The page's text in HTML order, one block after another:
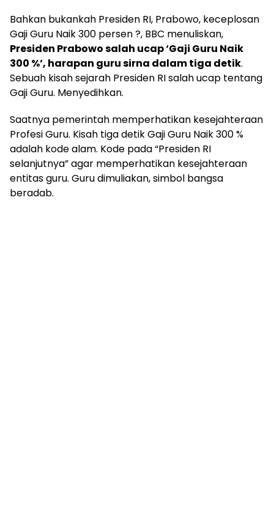
Bahkan bukankah Presiden RI, Prabowo, keceplosan
Gaji Guru Naik 300 persen ?, BBC menuliskan,
Presiden Prabowo salah ucap ‘Gaji Guru Naik
300 %’, harapan guru sirna dalam tiga detik.
Sebuah kisah sejarah Presiden RI salah ucap tentang
Gaji Guru. Menyedihkan.
Saatnya pemerintah memperhatikan kesejahteraan
Profesi Guru. Kisah tiga detik Gaji Guru Naik 300 %
adalah kode alam. Kode pada “Presiden RI
selanjutnya” agar memperhatikan kesejahteraan
entitas guru. Guru dimuliakan, simbol bangsa
beradab.